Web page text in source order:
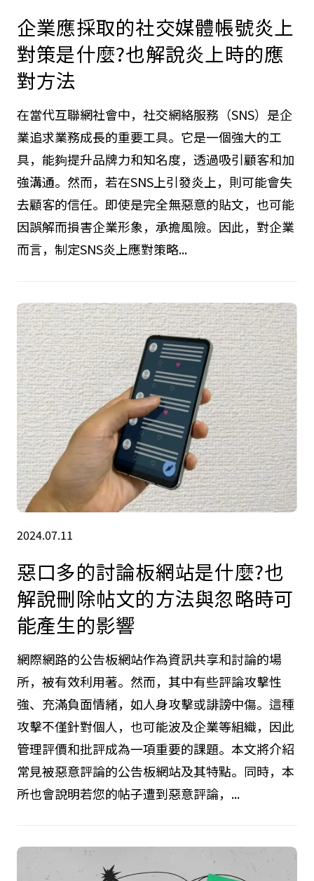
企業應採取的社交媒體帳號炎上
對策是什麼?也解說炎上時的應
對方法
在當代互聯網社會中，社交網絡服務（SNS）是企
業追求業務成長的重要工具。它是一個強大的工
具，能夠提升品牌力和知名度，透過吸引顧客和加
強溝通。然而，若在SNS上引發炎上，則可能會失
去顧客的信任。即使是完全無惡意的貼文，也可能
因誤解而損害企業形象，承擔風險。因此，對企業
而言，制定SNS炎上應對策略...
2024.07.11
惡口多的討論板網站是什麼?也
解說刪除帖文的方法與忽略時可
能產生的影響
網際網路的公告板網站作為資訊共享和討論的場
所，被有效利用著。然而，其中有些評論攻擊性
強、充滿負面情緒，如人身攻擊或誹謗中傷。這種
攻擊不僅針對個人，也可能波及企業等組織，因此
管理評價和批評成為一項重要的課題。本文將介紹
常見被惡意評論的公告板網站及其特點。同時，本
所也會說明若您的帖子遭到惡意評論，...